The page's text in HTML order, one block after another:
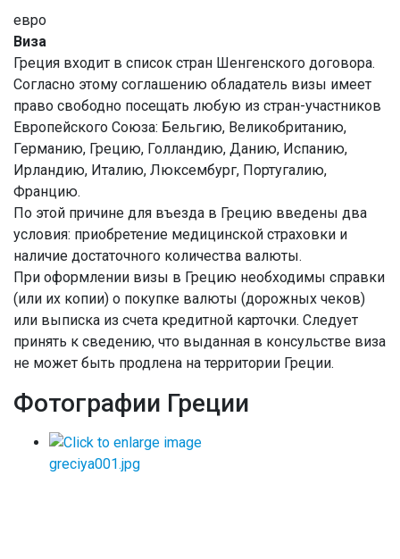
евро
Виза
Греция входит в список стран Шенгенского договора.
Согласно этому соглашению обладатель визы имеет
право свободно посещать любую из стран-участников
Европейского Союза: Бельгию, Великобританию,
Германию, Грецию, Голландию, Данию, Испанию,
Ирландию, Италию, Люксембург, Португалию,
Францию.
По этой причине для въезда в Грецию введены два
условия: приобретение медицинской страховки и
наличие достаточного количества валюты.
При оформлении визы в Грецию необходимы справки
(или их копии) о покупке валюты (дорожных чеков)
или выписка из счета кредитной карточки. Следует
принять к сведению, что выданная в консульстве виза
не может быть продлена на территории Греции.
Фотографии Греции